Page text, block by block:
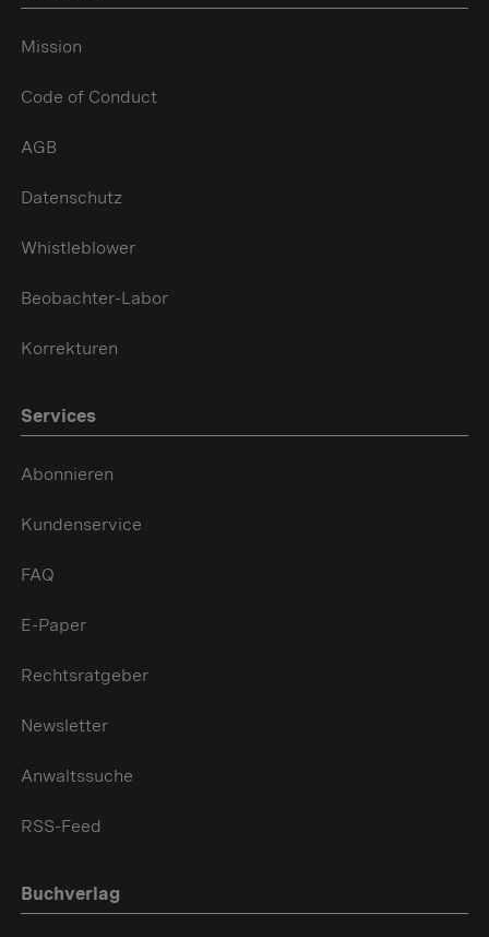
Mission
Code of Conduct
AGB
Datenschutz
Whistleblower
Beobachter-Labor
Korrekturen
Services
Abonnieren
Kundenservice
FAQ
E-Paper
Rechtsratgeber
Newsletter
Anwaltssuche
RSS-Feed
Buchverlag